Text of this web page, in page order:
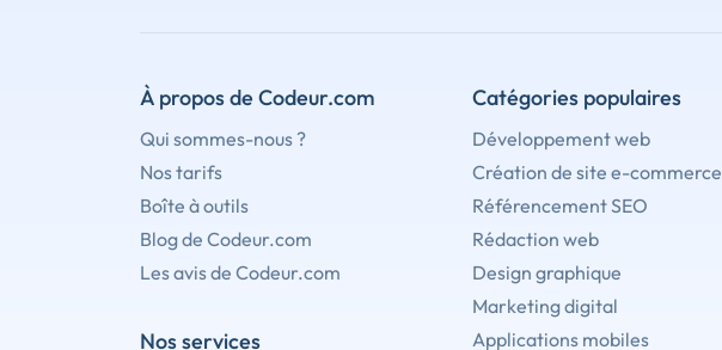
À propos de Codeur.com
Qui sommes-nous ?
Nos tarifs
Boîte à outils
Blog de Codeur.com
Les avis de Codeur.com
Nos services
Catégories populaires
Développement web
Création de site e-commerce
Référencement SEO
Rédaction web
Design graphique
Marketing digital
Applications mobiles